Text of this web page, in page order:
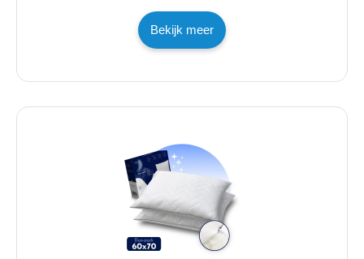
Bekijk meer